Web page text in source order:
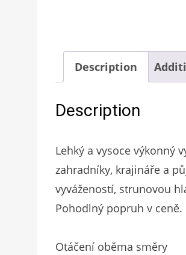
Description
Description
Lehký a vysoce výkonný
zahradníky, krajináře a
vyvážeností, strunovou
Pohodlný popruh v ceně.
Otáčení oběma směry